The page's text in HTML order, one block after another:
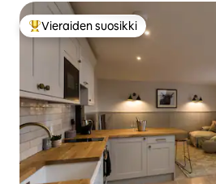
Vieraiden suosikkien parhaimmistoa
Vieraiden suosikki